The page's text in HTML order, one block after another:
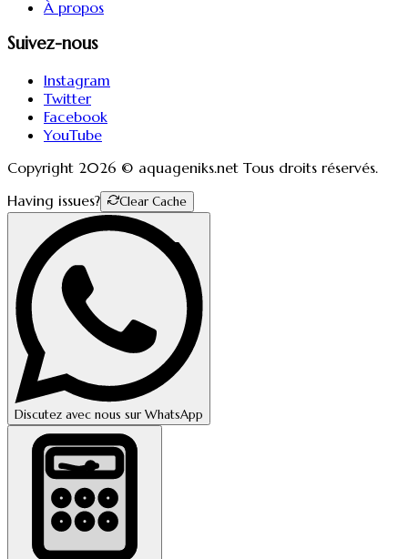
À propos
Suivez-nous
Instagram
Twitter
Facebook
YouTube
Copyright 2026 © aquageniks.net Tous droits réservés.
Having issues?
Clear Cache
Discutez avec nous sur WhatsApp